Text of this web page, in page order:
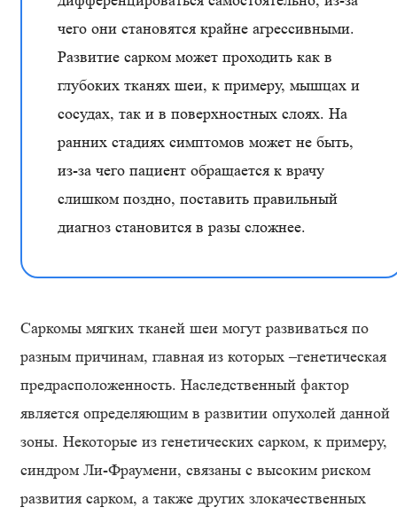
чего они становятся крайне агрессивными.
Развитие сарком может проходить как в
глубоких тканях шеи, к примеру, мышцах и
сосудах, так и в поверхностных слоях. На
ранних стадиях симптомов может не быть,
из-за чего пациент обращается к врачу
слишком поздно, поставить правильный
диагноз становится в разы сложнее.
Саркомы мягких тканей шеи могут развиваться по
разным причинам, главная из которых –генетическая
предрасположенность. Наследственный фактор
является определяющим в развитии опухолей данной
зоны. Некоторые из генетических сарком, к примеру,
синдром Ли-Фраумени, связаны с высоким риском
развития сарком, а также других злокачественных